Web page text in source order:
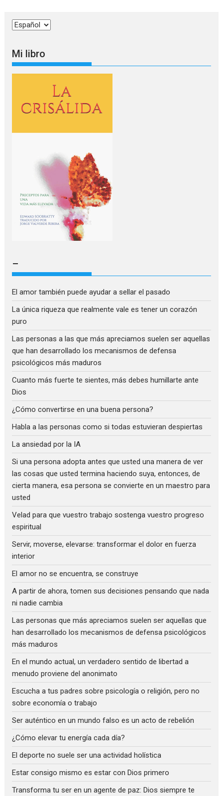
Elegir
idioma
Mi libro
–
El amor también puede ayudar a sellar el pasado
La única riqueza que realmente vale es tener un corazón
puro
Las personas a las que más apreciamos suelen ser aquellas
que han desarrollado los mecanismos de defensa
psicológicos más maduros
Cuanto más fuerte te sientes, más debes humillarte ante
Dios
¿Cómo convertirse en una buena persona?
Habla a las personas como si todas estuvieran despiertas
La ansiedad por la IA
Si una persona adopta antes que usted una manera de ver
las cosas que usted termina haciendo suya, entonces, de
cierta manera, esa persona se convierte en un maestro para
usted
Velad para que vuestro trabajo sostenga vuestro progreso
espiritual
Servir, moverse, elevarse: transformar el dolor en fuerza
interior
El amor no se encuentra, se construye
A partir de ahora, tomen sus decisiones pensando que nada
ni nadie cambia
Las personas que más apreciamos suelen ser aquellas que
han desarrollado los mecanismos de defensa psicológicos
más maduros
En el mundo actual, un verdadero sentido de libertad a
menudo proviene del anonimato
Escucha a tus padres sobre psicología o religión, pero no
sobre economía o trabajo
Ser auténtico en un mundo falso es un acto de rebelión
¿Cómo elevar tu energía cada día?
El deporte no suele ser una actividad holística
Estar consigo mismo es estar con Dios primero
Transforma tu ser en un agente de paz: Dios siempre te